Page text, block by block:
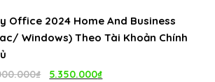
Office 2024 Home And Business
Windows) Theo Tài Khoản Chính
₫
Giá
5.350.000₫